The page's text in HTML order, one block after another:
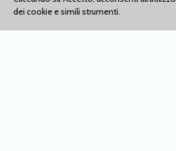
dei cookie e simili strumenti.